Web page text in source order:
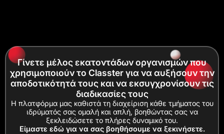
Γίνετε μέλος εκατοντάδων οργανισμών που
χρησιμοποιούν το Classter για να αυξήσουν την
αποδοτικότητά τους και να εκσυγχρονίσουν τις
διαδικασίες τους
Η πλατφόρμα μας καθιστά τη διαχείριση κάθε τμήματος του
ιδρύματός σας ομαλή και απλή, βοηθώντας σας να
ξεκλειδώσετε το πλήρες δυναμικό του.
Είμαστε εδώ για να σας βοηθήσουμε να ξεκινήσετε.